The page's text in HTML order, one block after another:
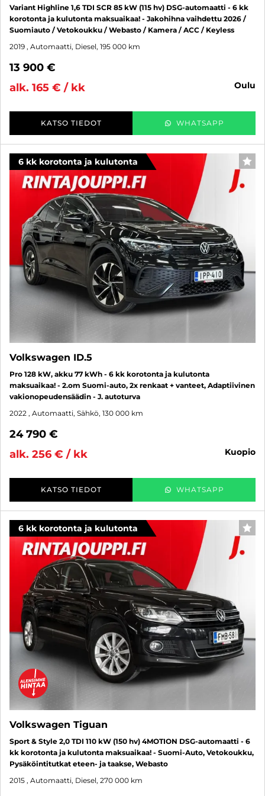
Variant Highline 1,6 TDI SCR 85 kW (115 hv) DSG-automaatti - 6 kk
korotonta ja kulutonta maksuaikaa! - Jakohihna vaihdettu 2026 /
Suomiauto / Vetokoukku / Webasto / Kamera / ACC / Keyless
2019 , Automaatti, Diesel, 195 000 km
13 900 €
alk. 165 € / kk
oulu
KATSO TIEDOT WHATSAPP
6 kk korotonta ja kulutonta
Volkswagen ID.5
Pro 128 kW, akku 77 kWh - 6 kk korotonta ja kulutonta
maksuaikaa! - 2.om Suomi-auto, 2x renkaat + vanteet, Adaptiivinen
vakionopeudensäädin - J. autoturva
2022 , Automaatti, Sähkö, 130 000 km
24 790 €
alk. 256 € / kk
kuopio
KATSO TIEDOT WHATSAPP
6 kk korotonta ja kulutonta
Volkswagen Tiguan
Sport & Style 2,0 TDI 110 kW (150 hv) 4MOTION DSG-automaatti - 6
kk korotonta ja kulutonta maksuaikaa! - Suomi-Auto, Vetokoukku,
Pysäköintitutkat eteen- ja taakse, Webasto
2015 , Automaatti, Diesel, 270 000 km